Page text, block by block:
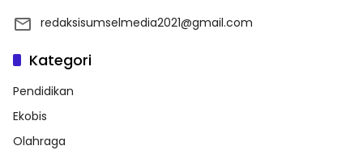
redaksisumselmedia2021@gmail.com
Kategori
Pendidikan
Ekobis
Olahraga